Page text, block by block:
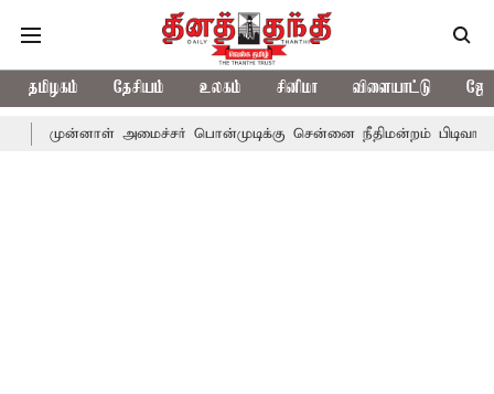
தமிழகம் தேசியம் உலகம் சினிமா விளையாட்டு
அமைச்சர் பொன்முடிக்கு சென்னை நீதிமன்றம் பிடிவாராண்ட்